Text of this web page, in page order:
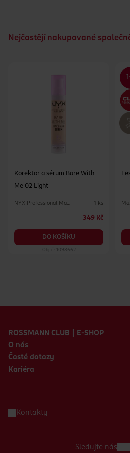
Nejčastějí nakupované
Korektor a sérum Bare With
Me 02 Light
NYX Professional Makeup 1 ks
349 Kč
DO KOŠÍKU
Obj. č.: 1098662
ROSSMANN CLUB | E-SHOP
O nás
Časté dotazy
Kariéra
Kontakty
Sledujte nás